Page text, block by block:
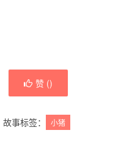
赞 ()
故事标签： 小猪